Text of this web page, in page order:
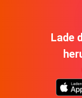
Lade